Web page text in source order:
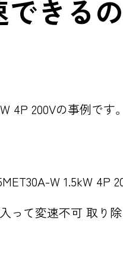
きる
4P 200Vの事例です。
W 1.5kW 4P
って変速不可 取り